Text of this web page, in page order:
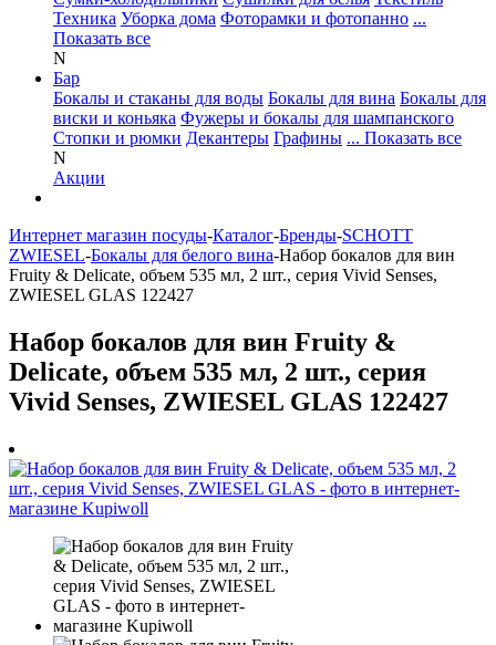
Техника Уборка дома Фоторамки и фотопанно ...
Показать все
N
Бар
Бокалы и стаканы для воды Бокалы для вина Бокалы для
виски и коньяка Фужеры и бокалы для шампанского
Стопки и рюмки Декантеры Графины ... Показать все
N
Акции
Интернет магазин посуды-Каталог-Бренды-SCHOTT
ZWIESEL-Бокалы для белого вина-Набор бокалов для вин
Fruity & Delicate, объем 535 мл, 2 шт., серия Vivid Senses,
ZWIESEL GLAS 122427
Набор бокалов для вин Fruity &
Delicate, объем 535 мл, 2 шт., серия
Vivid Senses, ZWIESEL GLAS 122427